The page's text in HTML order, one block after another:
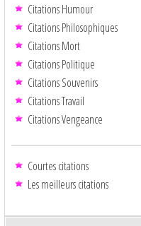
Citations Humour
Citations Philosophiques
Citations Mort
Citations Politique
Citations Souvenirs
Citations Travail
Citations Vengeance
Courtes citations
Les meilleurs citations